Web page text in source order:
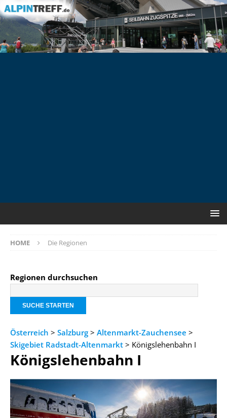
HOME Die Regionen
Regionen durchsuchen
Österreich > Salzburg > Altenmarkt-Zauchensee >
Skigebiet Radstadt-Altenmarkt > Königslehenbahn I
Königslehenbahn I